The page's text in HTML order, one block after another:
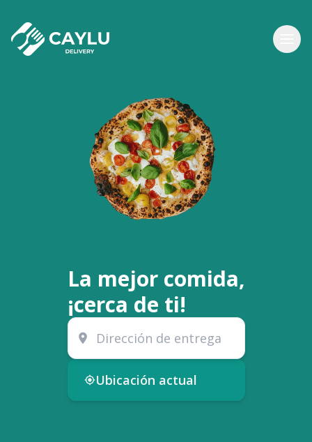
La mejor comida,
¡cerca de ti!
Ubicación actual